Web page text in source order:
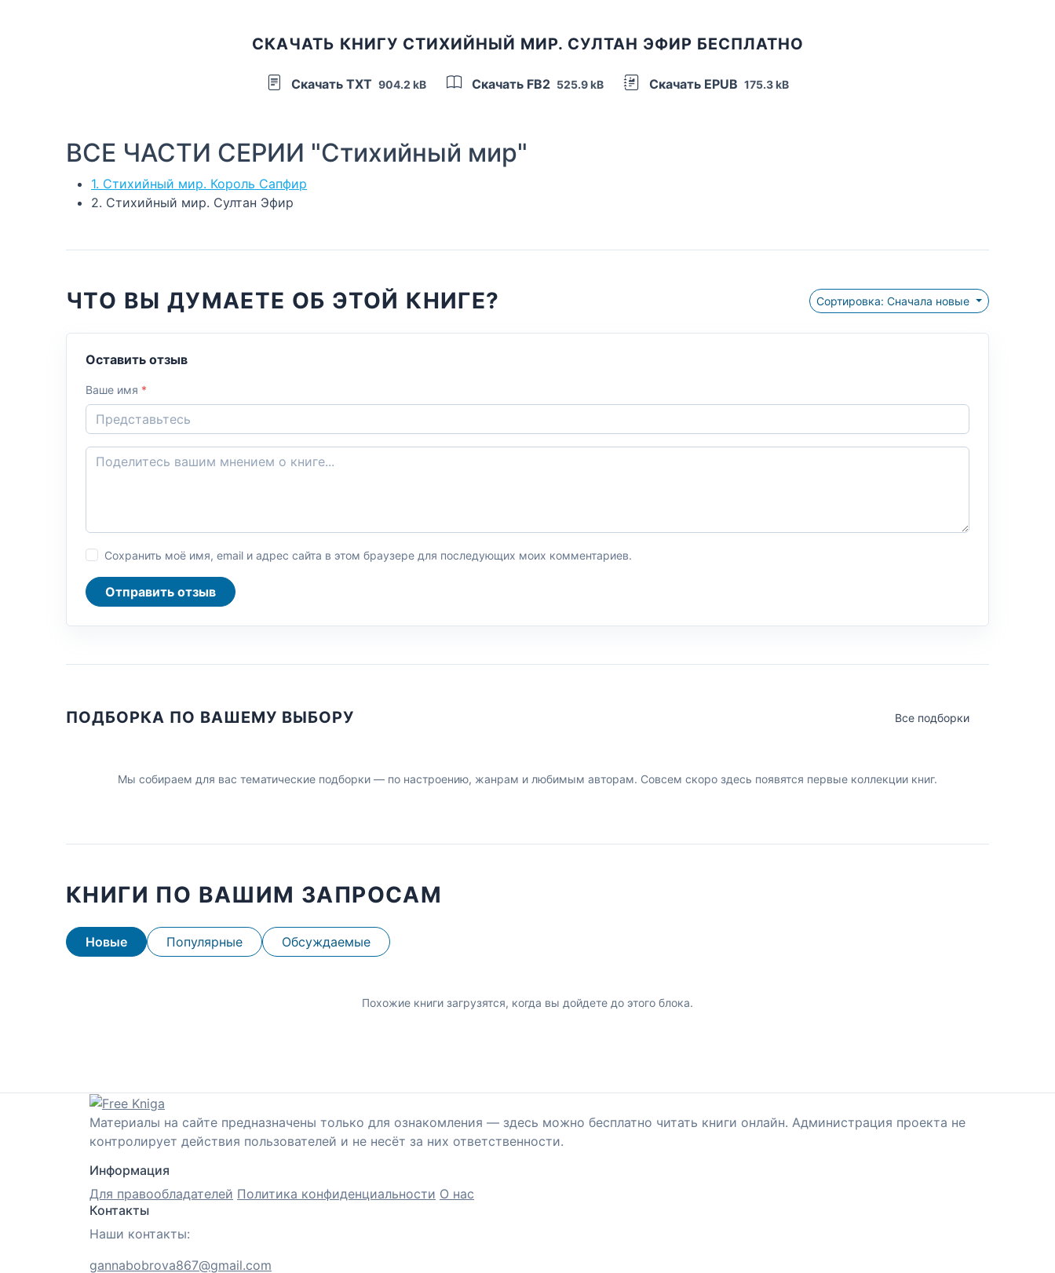
СКАЧАТЬ КНИГУ СТИХИЙНЫЙ МИР. СУЛТАН ЭФИР БЕСПЛАТНО
Скачать TXT 904.2 kB Скачать FB2 525.9 kB Скачать EPUB 175.3 kB
ВСЕ ЧАСТИ СЕРИИ "Стихийный мир"
1. Стихийный мир. Король Сапфир
2. Стихийный мир. Султан Эфир
ЧТО ВЫ ДУМАЕТЕ ОБ ЭТОЙ КНИГЕ? Сортировка: Сначала новые
Оставить отзыв
Ваше имя *
Сохранить моё имя, email и адрес сайта в этом браузере для последующих моих комментариев.
Отправить отзыв
ПОДБОРКА ПО ВАШЕМУ ВЫБОРУ Все подборки
Мы собираем для вас тематические подборки — по настроению, жанрам и любимым авторам. Совсем скоро здесь появятся первые коллекции книг.
КНИГИ ПО ВАШИМ ЗАПРОСАМ
Новые Популярные Обсуждаемые
Похожие книги загрузятся, когда вы дойдете до этого блока.
Материалы на сайте предназначены только для ознакомления — здесь можно бесплатно читать книги онлайн. Администрация проекта не
контролирует действия пользователей и не несёт за них ответственности.
Информация
Для правообладателей Политика конфиденциальности О нас
Контакты
Наши контакты:
gannabobrova867@gmail.com